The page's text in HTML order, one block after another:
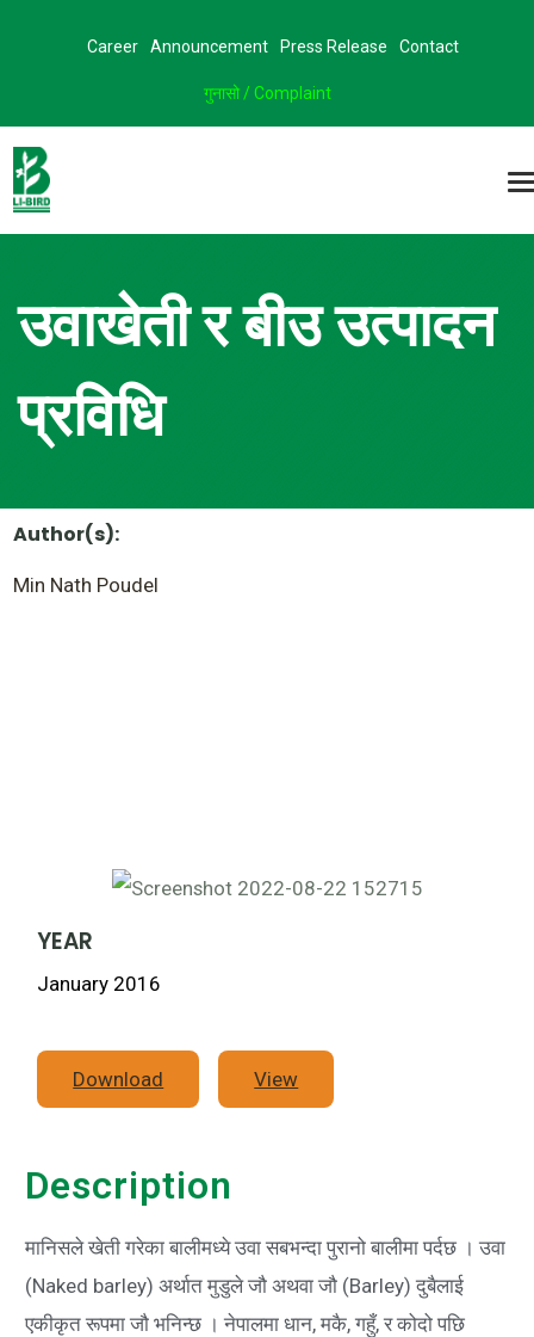
Career Announcement Press Release Contact
गुनासो / Complaint
उवाखेती र बीउ उत्पादन
प्रविधि
Author(s):
Min Nath Poudel
YEAR
January 2016
Download View
Description
मानिसले खेती गरेका बालीमध्ये उवा सबभन्दा पुरानो बालीमा पर्दछ । उवा
(Naked barley) अर्थात मुडुले जौ अथवा जौ (Barley) दुबैलाई
एकीकृत रूपमा जौ भनिन्छ । नेपालमा धान, मकै, गहुँ, र कोदो पछि